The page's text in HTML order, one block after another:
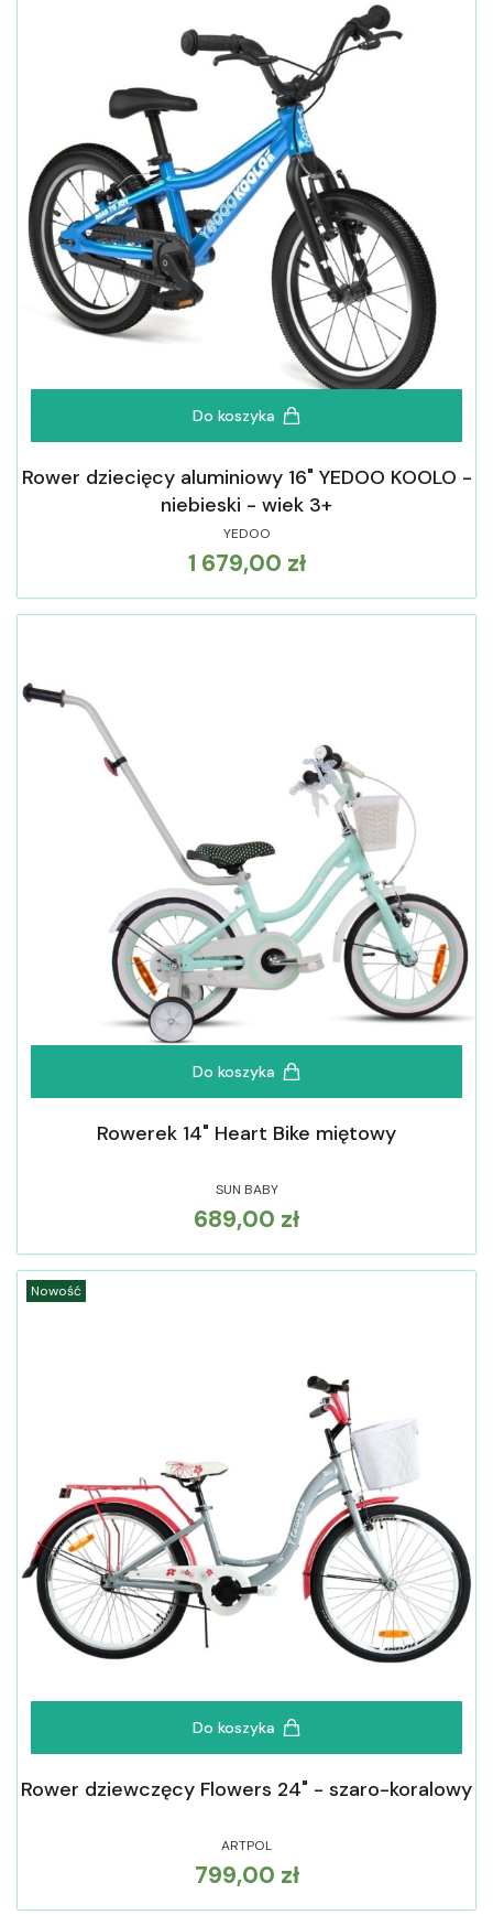
Do koszyka
Rower dziecięcy aluminiowy 16" YEDOO KOOLO -
niebieski - wiek 3+
YEDOO
Cena
1 679,00 zł
Do koszyka
Rowerek 14" Heart Bike miętowy
SUN BABY
Cena
689,00 zł
Nowość
Do koszyka
Rower dziewczęcy Flowers 24" - szaro-koralowy
ARTPOL
Cena
799,00 zł